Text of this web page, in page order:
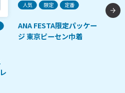
人気 限定 定番
ANA FESTA限定パッケー
ジ 東京ピーセン巾着